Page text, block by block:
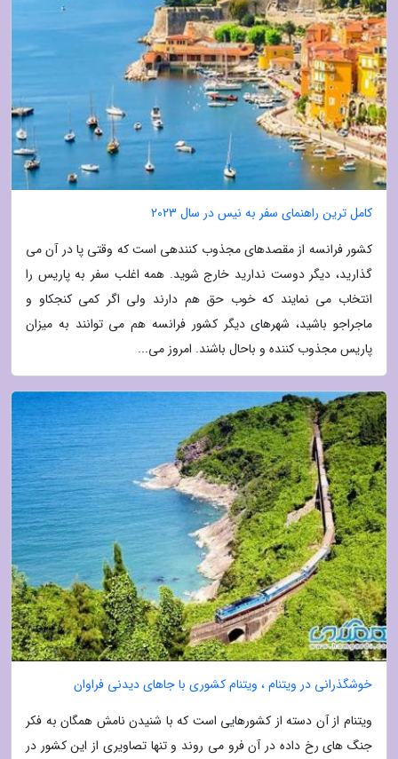
کامل ترین راهنمای سفر به نیس در سال 2023
کشور فرانسه از مقصدهای مجذوب کنندهی است که وقتی پا در آن می
گذارید، دیگر دوست ندارید خارج شوید. همه اغلب سفر به پاریس را
انتخاب می نمایند که خوب حق هم دارند ولی اگر کمی کنجکاو و
ماجراجو باشید، شهرهای دیگر کشور فرانسه هم می توانند به میزان
پاریس مجذوب کننده و باحال باشند. امروز می...
خوشگذرانی در ویتنام ، ویتنام کشوری با جاهای دیدنی فراوان
ویتنام از آن دسته از کشورهایی است که با شنیدن نامش همگان به فکر
جنگ های رخ داده در آن فرو می روند و تنها تصاویری از این کشور در